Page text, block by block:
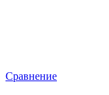
Сравнение